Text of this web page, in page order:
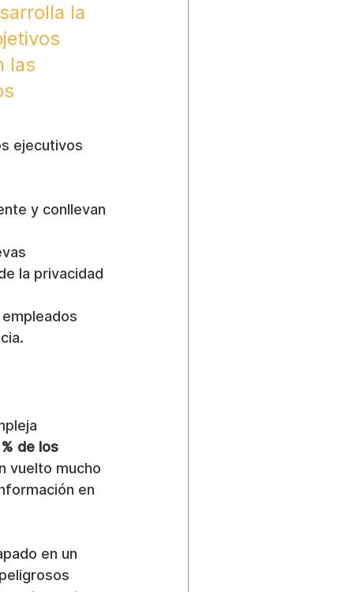
la
las
ejecutivos
y conllevan
la privacidad
de los
vuelto mucho
en
en un